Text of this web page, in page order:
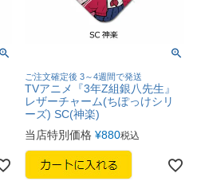
ご注文確定後 3～4週間で発送
TVアニメ『3年Z組銀八先生』
レザーチャーム(ちぽっけシリ
ーズ) SC(神楽)
当店特別価格 ¥880税込